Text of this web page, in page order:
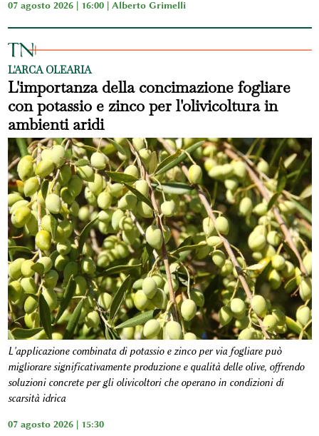
07 agosto 2026 | 16:00 | Alberto Grimelli
L'ARCA OLEARIA
L'importanza della concimazione fogliare
con potassio e zinco per l'olivicoltura in
ambienti aridi
L'applicazione combinata di potassio e zinco per via fogliare può
migliorare significativamente produzione e qualità delle olive, offrendo
soluzioni concrete per gli olivicoltori che operano in condizioni di
scarsità idrica
07 agosto 2026 | 15:30